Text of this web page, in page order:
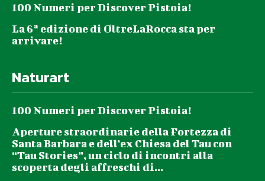
100 Numeri per Discover Pistoia!
La 6ª edizione di OltreLaRocca sta per
arrivare!
Naturart
100 Numeri per Discover Pistoia!
Aperture straordinarie della Fortezza di
Santa Barbara e dell’ex Chiesa del Tau con
“Tau Stories”, un ciclo di incontri alla
scoperta degli affreschi di...